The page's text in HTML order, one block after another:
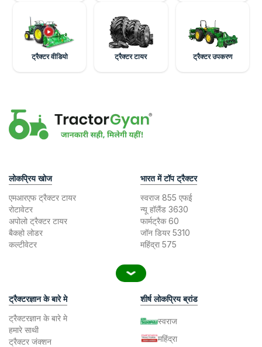
ट्रैक्टर वीडियो ट्रैक्टर टायर ट्रैक्टर उपकरण
लोकप्रिय खोज
एमआरएफ ट्रैक्टर टायर
रोटावेटर
अपोलो ट्रैक्टर टायर
बैकहो लोडर
कल्टीवेटर
भारत में टॉप ट्रैक्टर
स्वराज 855 एफई
न्यू हॉलैंड 3630
फार्मट्रैक 60
जॉन डियर 5310
महिंद्रा 575
ट्रैक्टरज्ञान के बारे मे
ट्रैक्टरज्ञान के बारे मे
हमारे साथी
ट्रैक्टर जंक्शन
शीर्ष लोकप्रिय ब्रांड
स्वराज
महिंद्रा